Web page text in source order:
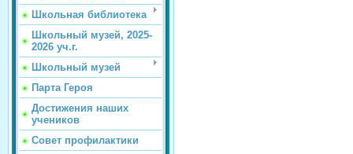
Школьная библиотека
Школьный музей, 2025-
2026 уч.г.
Школьный музей
Парта Героя
Достижения наших
учеников
Совет профилактики